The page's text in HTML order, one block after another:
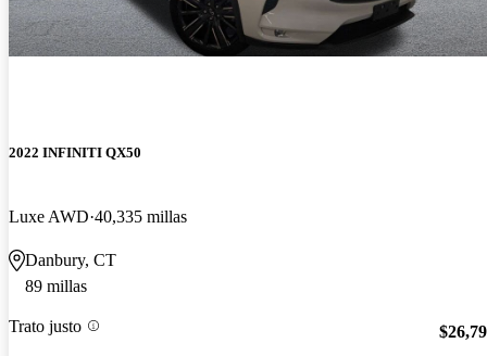
2022 INFINITI QX50
Luxe AWD 40,335 millas
Danbury, CT
89 millas
Trato justo